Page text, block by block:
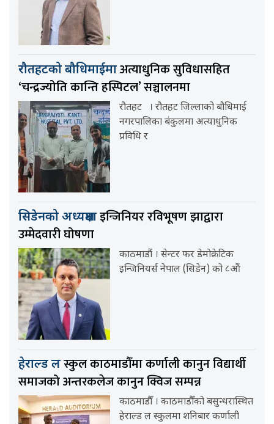
रौतहटको बौधिमाईमाअत्याधुनिक सुविधासहित
‘चन्द्रज्योति कान्ति हस्पिटल’ सञ्चालनमा
रौतहट । रौतहट जिल्लाको बौधिमाई
नगरपालिका बंकुलमा अत्याधुनिक
प्रविधि र
सिडेनको अध्यक्षमाइन्जिनियर रविभूषण झाद्वारा
उम्मेदवारी घोषणा
काठमाडौं । सेन्टर फर डेमोक्रेटिक
इन्जिनियर्स नेपाल (सिडेन) को ८औं
हेराल्ड लस्कुल काठमाडौँमा कर्णाली कानुन विद्यार्थी
समाजको अन्तरकलेज कानुन क्विज सम्पन्न
काठमाडौँ । काठमाडौँको बसुन्धरास्थित
हेराल्ड ल स्कुलमा शनिबार कर्णाली